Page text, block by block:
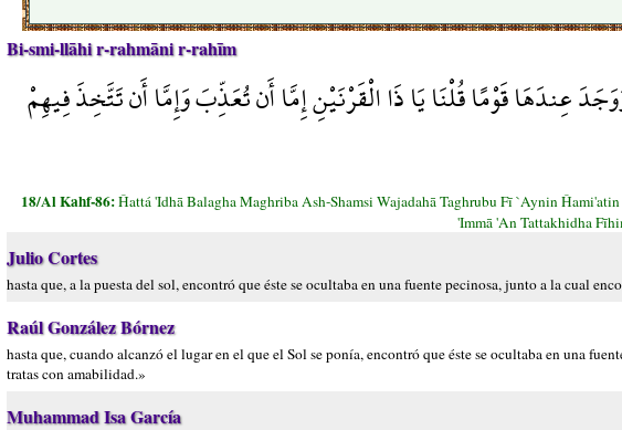
Bi-smi-llāhi r-rahmāni r-rahīm
قَوْمًا قُلْنَا يَا ذَا الْقَرْنَيْنِ إِمَّا أَن تُعَذِّبَ وَإِمَّا أَن تَتَّخِذَ فِيهِمْ
18/Al Kahf-86:Ĥattá 'Idhā Balagha Maghriba Ash-Shamsi Wajadahā Taghrubu Fī `Aynin
'Immā 'An Tattakhidha
Julio Cortes
hasta que, a la puesta del sol, encontró que éste se ocultaba en una fuente pecinosa, junto a la cual
Raúl González Bórnez
hasta que, cuando alcanzó el lugar en el que el Sol se ponía, encontró que éste se ocultaba en una
tratas con amabilidad.»
Muhammad Isa García